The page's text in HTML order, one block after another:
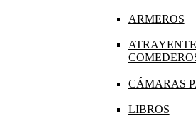
ARMEROS
CÁMARAS
LIBROS